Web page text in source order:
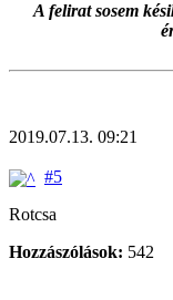
A felirat sosem
2019.07.13. 09:21
#5
Rotcsa
Hozzászólások: 542